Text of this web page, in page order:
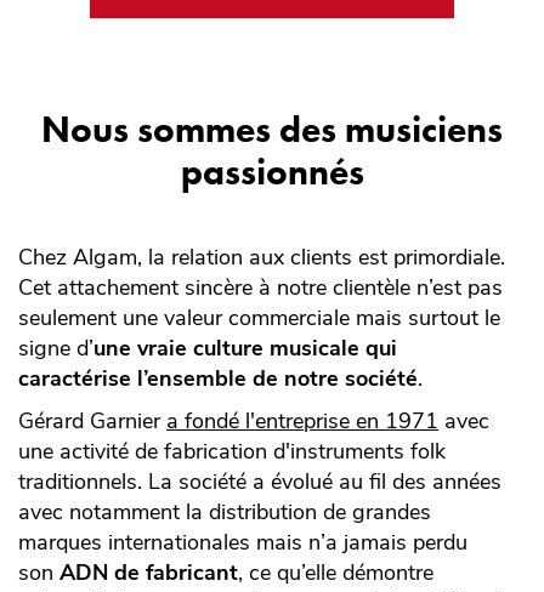
Nous sommes des musiciens
passionnés
Chez Algam, la relation aux clients est primordiale.
Cet attachement sincère à notre clientèle n’est pas
seulement une valeur commerciale mais surtout le
signe d’une vraie culture musicale qui
caractérise l’ensemble de notre société.
Gérard Garnier a fondé l'entreprise en 1971 avec
une activité de fabrication d'instruments folk
traditionnels. La société a évolué au fil des années
avec notamment la distribution de grandes
marques internationales mais n’a jamais perdu
son ADN de fabricant, ce qu’elle démontre